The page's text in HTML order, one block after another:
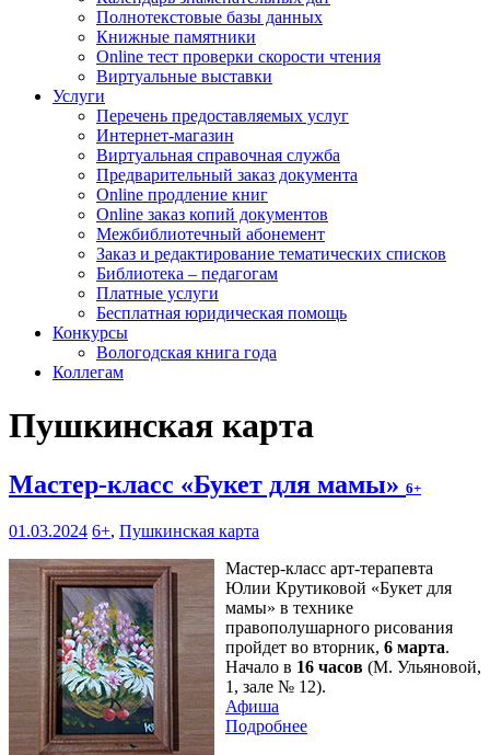
Полнотекстовые базы данных
Книжные памятники
Online тест проверки скорости чтения
Виртуальные выставки
Услуги
Перечень предоставляемых услуг
Интернет-магазин
Виртуальная справочная служба
Предварительный заказ документа
Online продление книг
Online заказ копий документов
Межбиблиотечный абонемент
Заказ и редактирование тематических списков
Библиотека – педагогам
Платные услуги
Бесплатная юридическая помощь
Конкурсы
Вологодская книга года
Коллегам
Пушкинская карта
Мастер-класс «Букет для мамы» 6+
01.03.2024 6+, Пушкинская карта
Мастер-класс арт-терапевта
Юлии Крутиковой «Букет для
мамы» в технике
правополушарного рисования
пройдет во вторник, 6 марта.
Начало в 16 часов (М. Ульяновой,
1, зале № 12).
Афиша
Подробнее